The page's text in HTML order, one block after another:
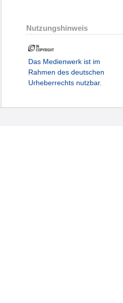
Nutzungshinweis
Das Medienwerk ist im
Rahmen des deutschen
Urheberrechts nutzbar.